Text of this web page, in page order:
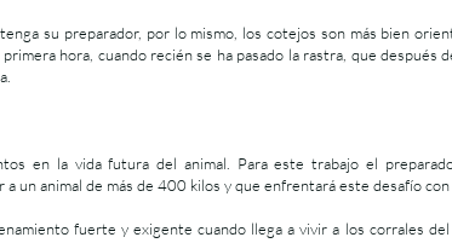
su preparador, por lo mismo, los cotejos son más bien
hora, cuando recién se ha pasado la rastra, que
en la vida futura del animal. Para este trabajo el
un animal de más de 400 kilos y que enfrentará este desafío
fuerte y exigente cuando llega a vivir a los corrales